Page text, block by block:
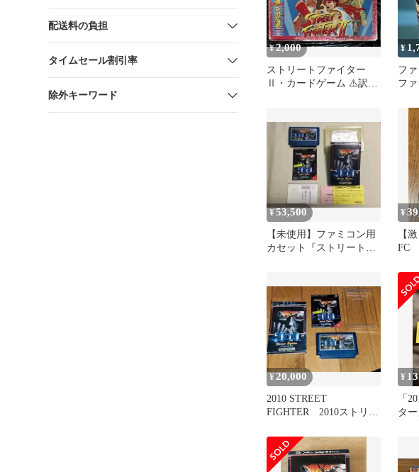
配送料の負担
タイムセール割引率
除外キーワード
¥2,000
ストリートファイター
Ⅱ・カードゲーム ⚠️訳あ
¥
フ
フ
¥53,500
【未使用】ファミコン用
カセット『ストリートフ
¥
【
FC
¥ 20,000
2010 STREET
FIGHTER 2010ストリー
¥
「
タ